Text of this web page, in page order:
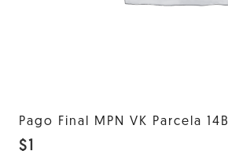
Pago Final MPN VK Parcela 14B
$ 1